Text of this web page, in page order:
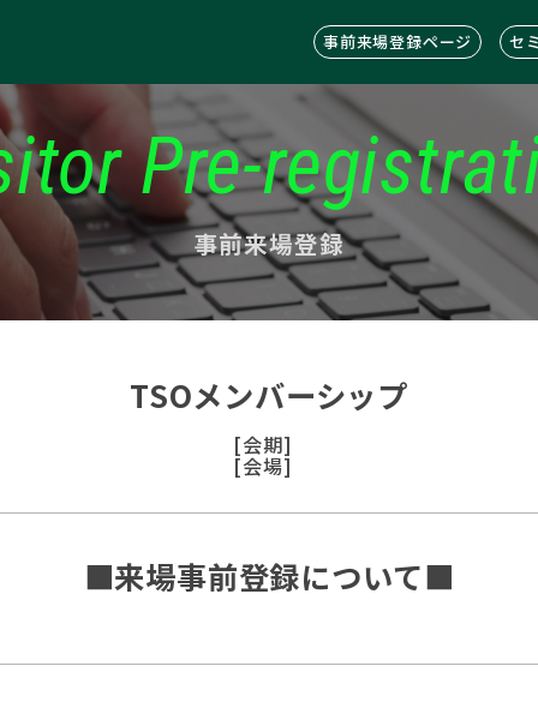
事前来場登録ページ セ
Pre-
事前来場登録
TSOメンバーシップ
[会期]
[会場]
■来場事前登録について■